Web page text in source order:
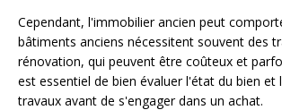
Cependant, l'immobilier ancien peut
bâtiments anciens nécessitent souvent des
rénovation, qui peuvent être coûteux et
est essentiel de bien évaluer l'état du bien et
travaux avant de s'engager dans un achat.